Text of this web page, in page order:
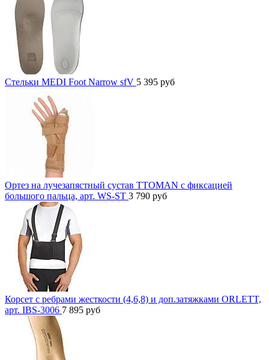
Стельки MEDI Foot Narrow sfV 5 395 руб
Ортез на лучезапястный сустав TTOMAN с фиксацией
большого пальца, арт. WS-ST 3 790 руб
Корсет с ребрами жесткости (4,6,8) и доп.затяжками ORLETT,
арт. IBS-3006 7 895 руб